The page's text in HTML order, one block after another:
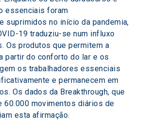
essenciais foram
suprimidos no início da pandemia,
19 traduziu-se num influxo
Os produtos que permitem a
partir do conforto do lar e os
os trabalhadores essenciais
e permanecem em
Os dados da Breakthrough, que
60.000 movimentos diários de
esta afirmação.